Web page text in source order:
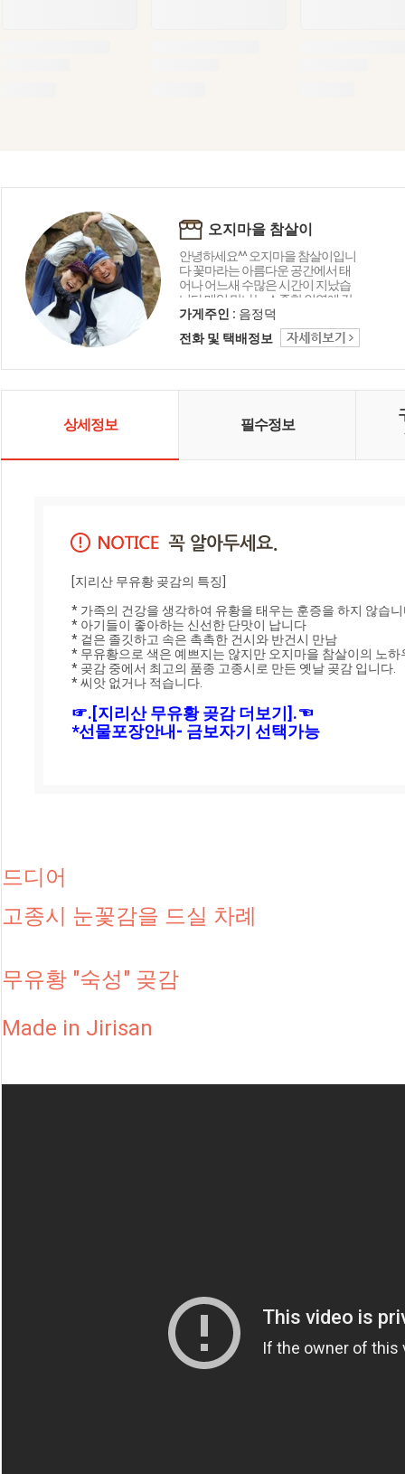
오지마을 참살이
안녕하세요^^ 오지마을 참살이입니
다 꽃마라는 아름다운 공간에서 태
어나 어느새 수많은 시간이 지났습
니다 매일 만나는 소중한 인연에 감
사드리며 오늘도 좋은 상품 감사의
마음을 담아 행복 미소로 전해드립
니다 함께해 주셔서 고맙습니다 ^_^
가게주인 : 음정덕
전화 및 택배정보
상세정보 필수정보
[지리산 무유황 곶감의 특징]
* 가족의 건강을 생각하여 유황을 태우는 훈증을 하지 않습
* 아기들이 좋아하는 신선한 단맛이 납니다
* 겉은 졸깃하고 속은 촉촉한 건시와 반건시 만남
* 무유황으로 색은 예쁘지는 않지만 오지마을 참살이의 노하
* 곶감 중에서 최고의 품종 고종시로 만든 옛날 곶감 입니다.
* 씨앗 없거나 적습니다.
☞.[지리산 무유황 곶감 더보기].☜
*선물포장안내- 금보자기 선택가능
드디어
고종시 눈꽃감을 드실 차례
무유황 "숙성" 곶감
Made in Jirisan